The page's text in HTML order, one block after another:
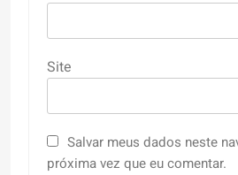
Site
Salvar meus dados neste
próxima vez que eu comentar.